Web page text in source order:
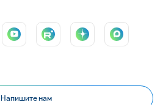
Напишите нам